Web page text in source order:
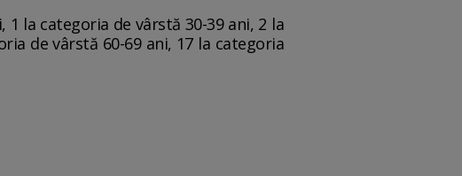
la categoria de vârstă 30-39 ani, 2 la
de vârstă 60-69 ani, 17 la categoria